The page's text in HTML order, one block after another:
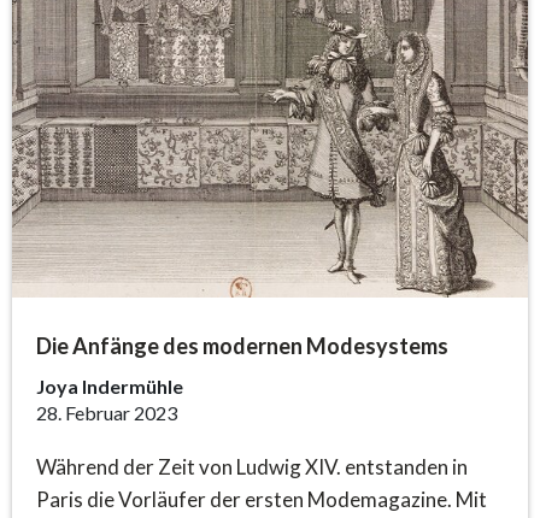
Die Anfänge des modernen Modesystems
Joya Indermühle
28. Februar 2023
Während der Zeit von Ludwig XIV. entstanden in
Paris die Vorläufer der ersten Modemagazine. Mit